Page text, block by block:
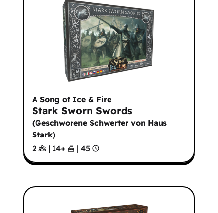
A Song of Ice & Fire
Stark Sworn Swords
(Geschworene Schwerter von Haus
Stark)
2
| 14+ | 45